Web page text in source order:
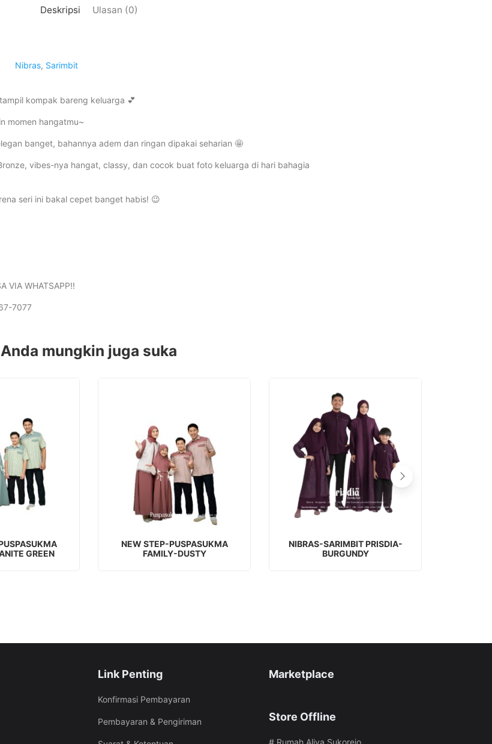
Deskripsi Ulasan (0)
Nibras, Sarimbit
kompak bareng keluarga 💕
momen hangatmu~
banget, bahannya adem dan ringan dipakai seharian 🤩
vibes-nya hangat, classy, dan cocok buat foto keluarga di hari bahagia
seri ini bakal cepet banget habis! 😉
VIA WHATSAPP!!
7077
Anda mungkin juga suka
GREEN
BACA SELENGKAPNYA
NEW STEP-PUSPASUKMA
FAMILY-DUSTY
STOK HABIS
NIBRAS-SARIMBIT PRISDIA-
BURGUNDY
Link Penting
Konfirmasi Pembayaran
Pembayaran & Pengiriman
Marketplace
Store Offline
# Rumah Aliya Sukorejo